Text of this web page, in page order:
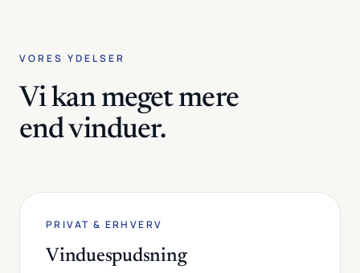
VORES YDELSER
Vi kan meget mere
end vinduer.
PRIVAT & ERHVERV
Vinduespudsning